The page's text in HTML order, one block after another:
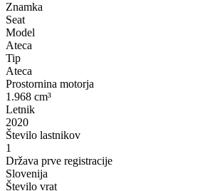
Znamka
Seat
Model
Ateca
Tip
Ateca
Prostornina motorja
1.968 cm³
Letnik
2020
Število lastnikov
1
Država prve registracije
Slovenija
Število vrat